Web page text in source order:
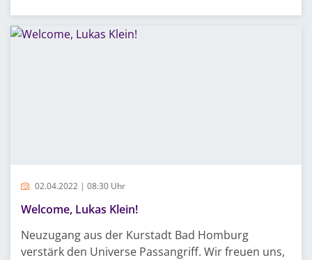
02.04.2022 | 08:30 Uhr
Welcome, Lukas Klein!
Neuzugang aus der Kurstadt Bad Homburg
verstärk den Universe Passangriff. Wir freuen uns,